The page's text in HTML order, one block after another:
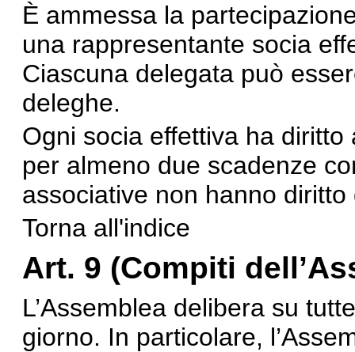
È ammessa la
una rappresentante socia
Ciascuna delegata può
deleghe.
Ogni socia effettiva ha
per almeno due scadenze
associative non hanno
Torna all'indice
Art. 9 (Compiti
L’Assemblea delibera su
giorno. In particolare,